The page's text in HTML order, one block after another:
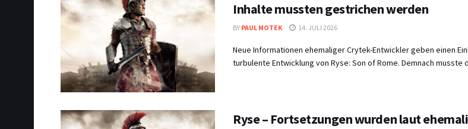
Inhalte mussten gestrichen werden
BY PAUL MOTEK 14. JULI 2026
Neue Informationen ehemaliger Crytek-Entwickler geben einen
turbulente Entwicklung von Ryse: Son of Rome. Demnach musste
Ryse – Fortsetzungen wurden laut